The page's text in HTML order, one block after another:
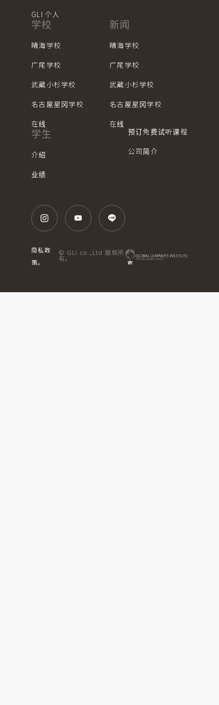
GLI 个人
学校
晴海学校
广尾学校
武藏小杉学校
名古屋星冈学校
在线
新闻
晴海学校
广尾学校
武藏小杉学校
名古屋星冈学校
在线
学生
介绍
业绩
预订免费试听课程
公司简介
隐私政
策。
© GLI co.,Ltd 版权所
有。